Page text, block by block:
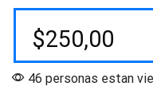
$250,00
46 personas estan